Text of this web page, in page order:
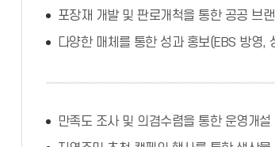
포장재 개발 및 판로개척을 통한 공공 브
다양한 매체를 통한 성과 홍보(EBS 방영,
만족도 조사 및 의겸수렴을 통한 운영개설